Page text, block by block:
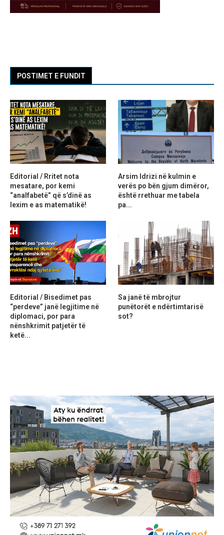
POSTIMET E FUNDIT
Editorial / Rritet nota
mesatare, por kemi
“analfabetë” që s’dinë as
lexim e as matematikë!
Arsim Idrizi në kulmin e
verës po bën gjum dimëror,
është rrethuar me tabela
pa...
Editorial / Bisedimet pas
“perdeve” janë legjitime në
diplomaci, por para
nënshkrimit patjetër të
ketë...
Sa janë të mbrojtur
punëtorët e ndërtimtarisë
sot?